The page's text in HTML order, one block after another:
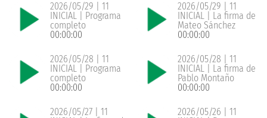
2026/05/29 | 11
INICIAL | Programa
completo
00:00:00
2026/05/29 | 11
INICIAL | La firma de
Mateo Sánchez
00:00:00
2026/05/28 | 11
INICIAL | Programa
completo
00:00:00
2026/05/28 | 11
INICIAL | La firma de
Pablo Montaño
00:00:00
2026/05/27 | 11
2026/05/26 | 11